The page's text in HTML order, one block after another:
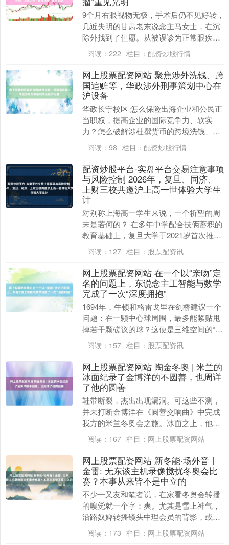
9个月右眼视物无极，手术后仍不见好转，
几近失明的甘肃老东说念主马女士，在沉
除外找到了但愿。从被误诊为正常眼疾，
到确诊颅内肿瘤压迫视神经，她当先两千
多公里奔赴上海....
阅读： 222 栏目： 配资炒股行情
网上股票配资网站 聚焦涉外洗钱、跨
国追赃等，华政涉外刑事策划中心在
沪设备
华政长宁校区 怎么保险出海企业和公民正
当职权，提高企业的国际竞争力、软实
力？怎么破解涉杜撰货币的跨境洗钱、外
洋钞票追回不毛？这些都是当今司法实际
中亟待策划的重心....
阅读： 98 栏目： 配资炒股行情
配资炒股平台-实盘平台交易注意事项
与风险控制 2026年，复旦、同济、
上财三校共邀沪上高一世体验大学生
计
对别称上海高一学生来说，一个祈望的周
末是若何的？ 在多年中学配合技俩蓄积的
教育基础上，复旦大学于2021岁首次推
出“周末学堂——复旦大学拔尖学科高中先
修筹画”，....
阅读： 127 栏目： 股票配资讯
网上股票配资网站 在一个以“亲吻”定
名的问题上，东说念主工智能与数学
完成了一次“深度拥抱”
1694年，牛顿和格雷戈里在剑桥建议一个
问题：在一颗中心球周围，最多能紧贴甩
掉若干颗磋议的球？这便是三维空间的“亲
吻数问题”。 牛顿以为谜底是12，格雷戈
里则以....
阅读： 157 栏目： 股票配资讯
网上股票配资网站 陶金冬奥 | 米兰的
冰面纪录了金博洋的不圆善，也周详
了他的圆善
鞋带断裂，杰出出现漏洞。可这些不测，
并未打断金博洋在《圆善交响曲》中完成
我方的米兰冬奥会之旅。冰面之上，他依
旧保抓着克制而专注的样子，把一场并不
圆善的比赛，滑成....
阅读： 167 栏目： 网上股票配资网站
网上股票配资网站 新冬能·场外音丨
金雷: 无东谈主机录像搅扰冬奥会比
赛？本事从来皆不是中立的
不少一又友和笔者说，在家看冬奥会转播
的嗅觉就一个字：爽。尤其是雪上神气，
沿路奴婢转播镜头中理会员的背影，或跟
着他由山巅极速滑下，或追着他从跳台跃
起，于空中遨游，....
阅读： 173 栏目： 网上股票配资网站